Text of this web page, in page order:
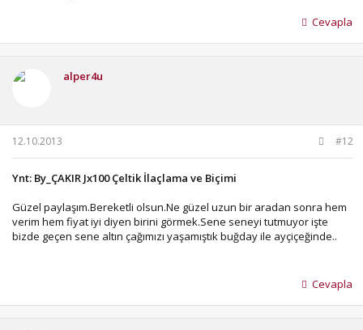
Cevapla
alper4u
12.10.2013 #12
Ynt: By_ÇAKIR Jx100 Çeltik İlaçlama ve Biçimi
Güzel paylaşım.Bereketli olsun.Ne güzel uzun bir aradan sonra hem
verim hem fiyat iyi diyen birini görmek.Sene seneyi tutmuyor işte
bizde geçen sene altın çağımızı yaşamıştık buğday ile ayçiçeğinde..
Cevapla